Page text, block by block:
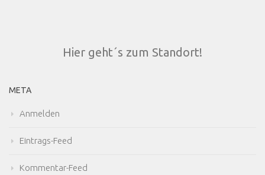
Hier geht´s zum Standort!
META
Anmelden
Eintrags-Feed
Kommentar-Feed